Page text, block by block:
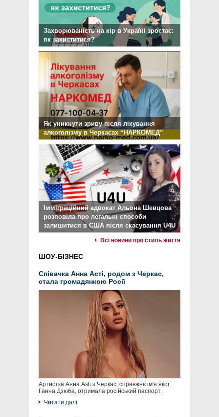
Захворюваність на кір в Україні зростає:
як захиститися?
Як уникнути зриву після лікування
алкоголізму в Черкасах “НАРКОМЕД”
Імміграційний адвокат Альона Шевцова
розповіла про легальні способи
залишитися в США після скасування U4U
Всі новини про стиль життя
ШОУ-БІЗНЕС
Співачка Анна Асті, родом з Черкас,
стала громадянкою Росії
Артистка Анна Asti з Черкас, справжнє ім'я якої
Ганна Дзюба, отримала російський паспорт.
Читати далі